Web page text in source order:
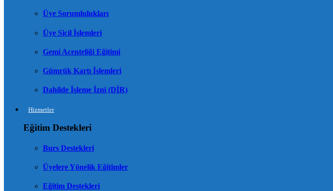
Üye Sorumlulukları
Üye Sicil İşlemleri
Gemi Acenteliği Eğitimi
Gümrük Kartı İşlemleri
Dahilde İşleme İzni (DİR)
Hizmetler
Eğitim Destekleri
Burs Destekleri
Üyelere Yönelik Eğitimler
Eğitim Destekleri